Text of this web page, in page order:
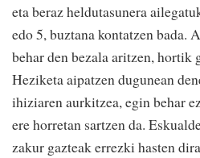
eta beraz heldutasunera
edo 5, buztana kontatzen bada.
behar den bezala aritzen, hortik
Heziketa aipatzen dugunean
ihiziaren aurkitzea, egin behar
ere horretan sartzen da.
zakur gazteak errezki hasten